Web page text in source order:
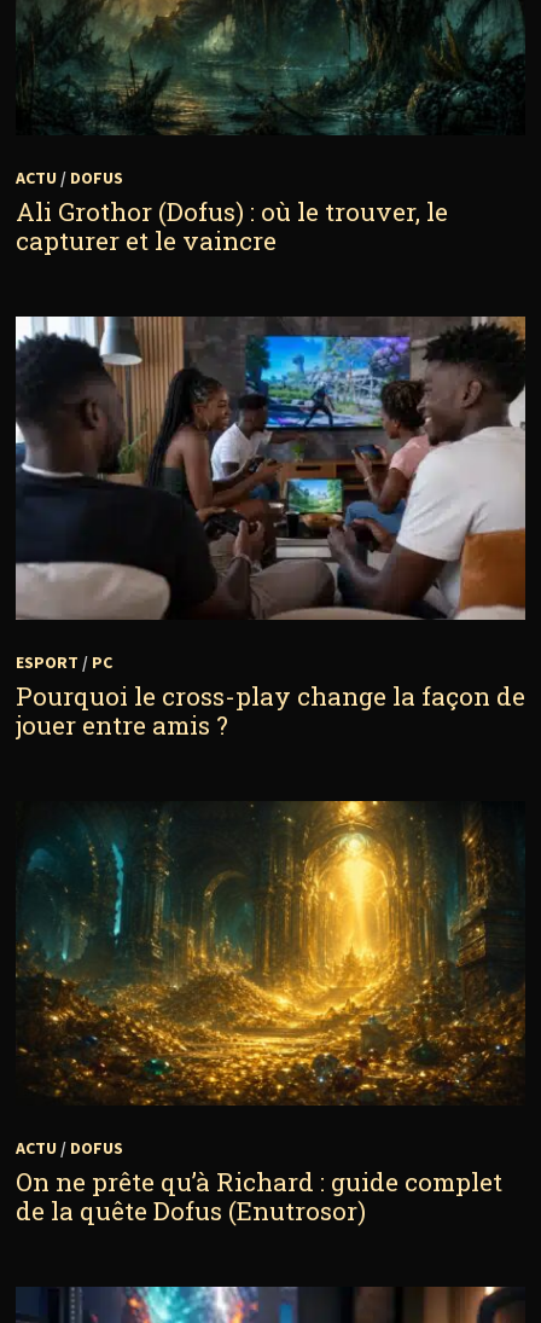
ACTU / DOFUS
Ali Grothor (Dofus) : où le trouver, le
capturer et le vaincre
ESPORT / PC
Pourquoi le cross-play change la façon de
jouer entre amis ?
ACTU / DOFUS
On ne prête qu’à Richard : guide complet
de la quête Dofus (Enutrosor)